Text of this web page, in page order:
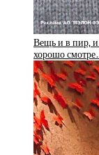
Вещь и в пир, и
хорошо